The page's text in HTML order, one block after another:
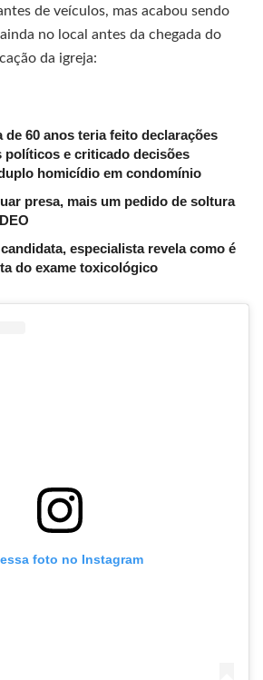
de veículos, mas acabou sendo
no local antes da chegada do
da igreja:
de 60 anos teria feito declarações
políticos e criticado decisões
homicídio em condomínio
presa, mais um pedido de soltura
especialista revela como é
do exame toxicológico
foto no Instagram